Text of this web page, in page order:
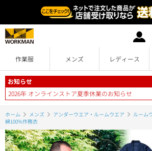
作業服 メンズ レディース
お知らせ
2026年 オンラインストア夏季休業のお知らせ
ホーム メンズ アンダーウエア・ルームウエア
ルーム
綿100%作務衣